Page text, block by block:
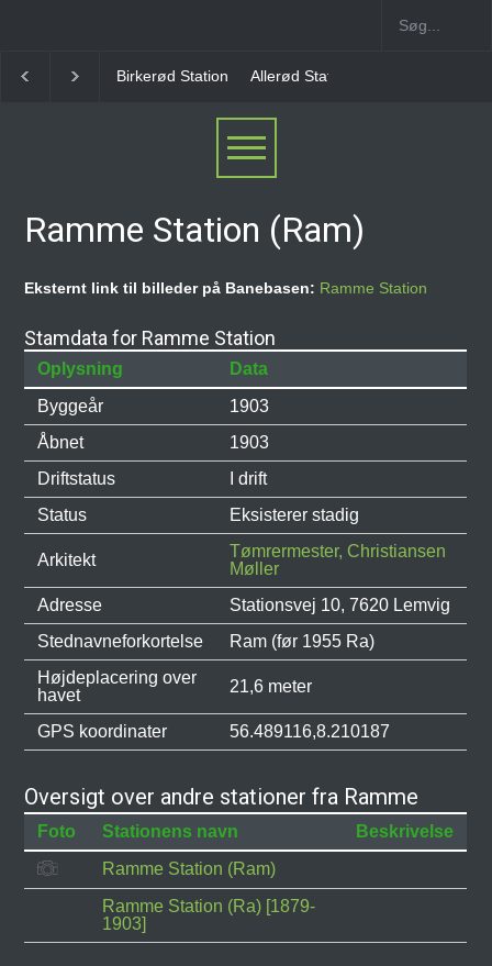
Allerød Station Favrholm Station
Ramme Station (Ram)
Eksternt link til billeder på Banebasen: Ramme Station
Stamdata for Ramme Station
Oplysning
Data
Byggeår
1903
Åbnet
1903
Driftstatus
I drift
Status
Eksisterer stadig
Arkitekt
Tømrermester, Christiansen
Møller
Adresse
Stationsvej 10, 7620 Lemvig
Stednavneforkortelse
Ram (før 1955 Ra)
Højdeplacering over
havet
21,6 meter
GPS koordinater 56.489116,8.210187
Oversigt over andre stationer fra Ramme
Foto Stationens navn
Beskrivelse
Ramme Station (Ram)
Ramme Station (Ra) [1879-
1903]